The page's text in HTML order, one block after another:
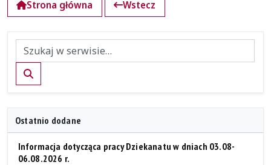
Strona główna Wstecz
Szukaj
Ostatnio dodane
Informacja dotycząca pracy Dziekanatu w dniach 03.08-
06.08.2026 r.